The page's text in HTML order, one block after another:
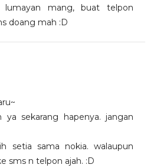
lumayan mang, buat telpon
doang mah :D
sekarang hapenya. jangan
setia sama nokia. walaupun
sms n telpon ajah. :D